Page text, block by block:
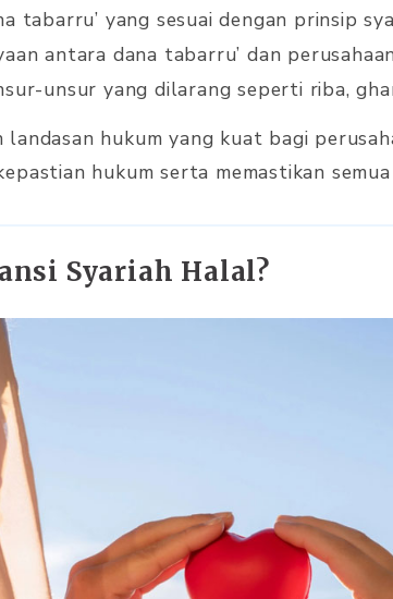
tabarru’ yang sesuai dengan prinsip
antara dana tabarru’ dan
unsur yang dilarang seperti riba,
landasan hukum yang kuat bagi
hukum serta memastikan
Syariah Halal?